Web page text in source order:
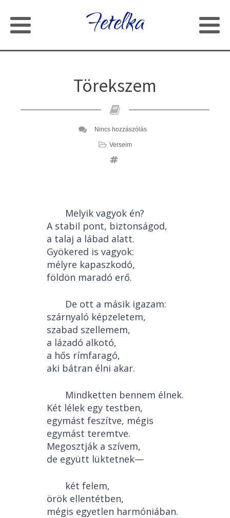
Fetelka
Törekszem
Nincs hozzászólás
Verseim
Melyik vagyok én?
A stabil pont, biztonságod,
a talaj a lábad alatt.
Gyökered is vagyok:
mélyre kapaszkodó,
földön maradó erő.
De ott a másik igazam:
szárnyaló képzeletem,
szabad szellemem,
a lázadó alkotó,
a hős rímfaragó,
aki bátran élni akar.
Mindketten bennem élnek.
Két lélek egy testben,
egymást feszítve, mégis
egymást teremtve.
Megosztják a szívem,
de együtt lüktetnek—
két felem,
örök ellentétben,
mégis egyetlen harmóniában.